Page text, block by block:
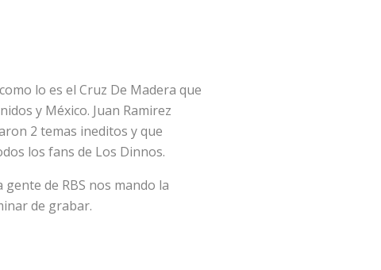
lo es el Cruz De Madera que
y México. Juan Ramirez
2 temas ineditos y que
los fans de Los Dinnos.
de RBS nos mando la
de grabar.